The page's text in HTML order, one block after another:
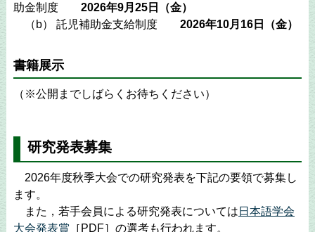
助金制度 2026年9月25日（金）
（b） 託児補助金支給制度 2026年10月16日（金）
書籍展示
（※公開までしばらくお待ちください）
研究発表募集
2026年度秋季大会での研究発表を下記の要領で募集し
ます。
また，若手会員による研究発表については 日本語学会
大会発表賞 ［PDF］の選考も行われます。